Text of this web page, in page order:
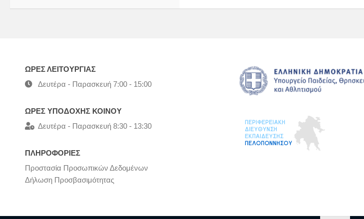
ΩΡΕΣ ΛΕΙΤΟΥΡΓΙΑΣ
Δευτέρα - Παρασκευή 7:00 - 15:00
ΩΡΕΣ ΥΠΟΔΟΧΗΣ ΚΟΙΝΟΥ
Δευτέρα - Παρασκευή 8:30 - 13:30
ΠΛΗΡΟΦΟΡΙΕΣ
Προστασία Προσωπικών Δεδομένων
Δήλωση Προσβασιμότητας